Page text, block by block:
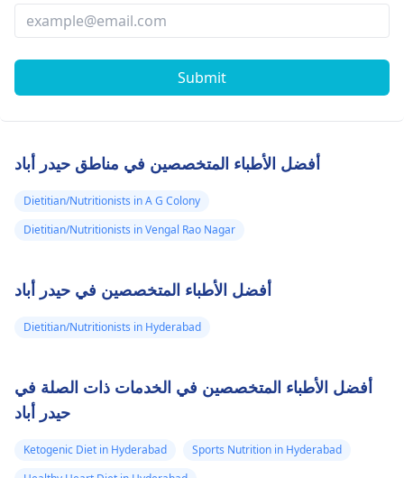
Submit
أفضل الأطباء المتخصصين في مناطق حيدر أباد
Dietitian/Nutritionists in A G Colony
Dietitian/Nutritionists in Vengal Rao Nagar
أفضل الأطباء المتخصصين في حيدر أباد
Dietitian/Nutritionists in Hyderabad
أفضل الأطباء المتخصصين في الخدمات ذات الصلة في
حيدر أباد
Ketogenic Diet in Hyderabad
Sports Nutrition in Hyderabad